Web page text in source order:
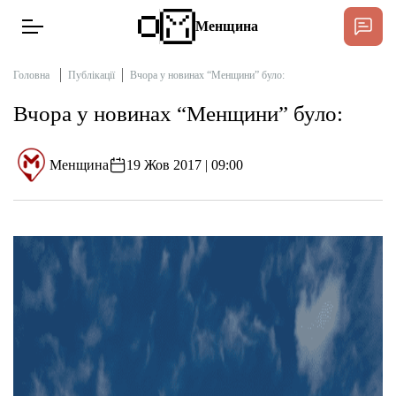
Тексти
Публікації
Про нас
Бюджет
Менщина
Головна Публікації Вчора у новинах “Менщини” було:
Вчора у новинах “Менщини” було:
Менщина 19 Жов 2017 | 09:00